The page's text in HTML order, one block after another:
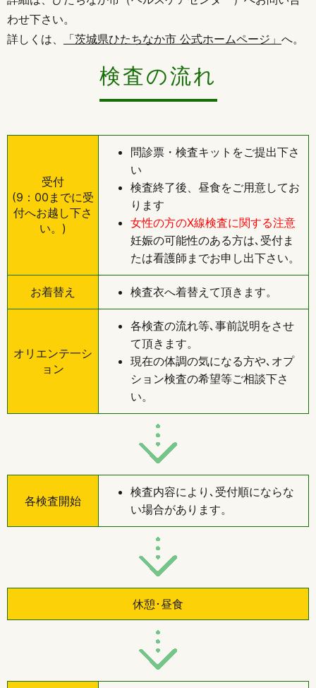
わせ下さい。
詳しくは、
「茨城県ひたちなか市 公式ホームページ」 へ。
検査の流れ
受付
(9：00までに受
付へお越し下さ
い。)
問診票・検査キットをご提出下さ
い
検査終了後、昼食をご用意してお
ります
女性の方のX線検査に関する注意
妊娠の可能性のある方は､受付ま
たは看護師までお申し出下さい。
お着替え 検査衣へ着替えて頂きます。
オリエンテ一シ
ョン
各検査の流れ等､事前説明をさせ
て頂きます。
現在の体調の気になる方や､オプ
ション検査の希望等ご相談下さ
い。
各検査開始
検査内容により､受付順にならな
い場合があります。
休憩･昼食